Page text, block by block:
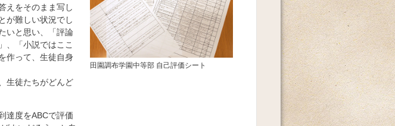
えをそのまま写し
が難しい状況でし
いと思い、「評論
、「小説ではここ
作って、生徒自身
生徒たちがどんど
達度をABCで評価
田園調布学園中等部 自己評価シート